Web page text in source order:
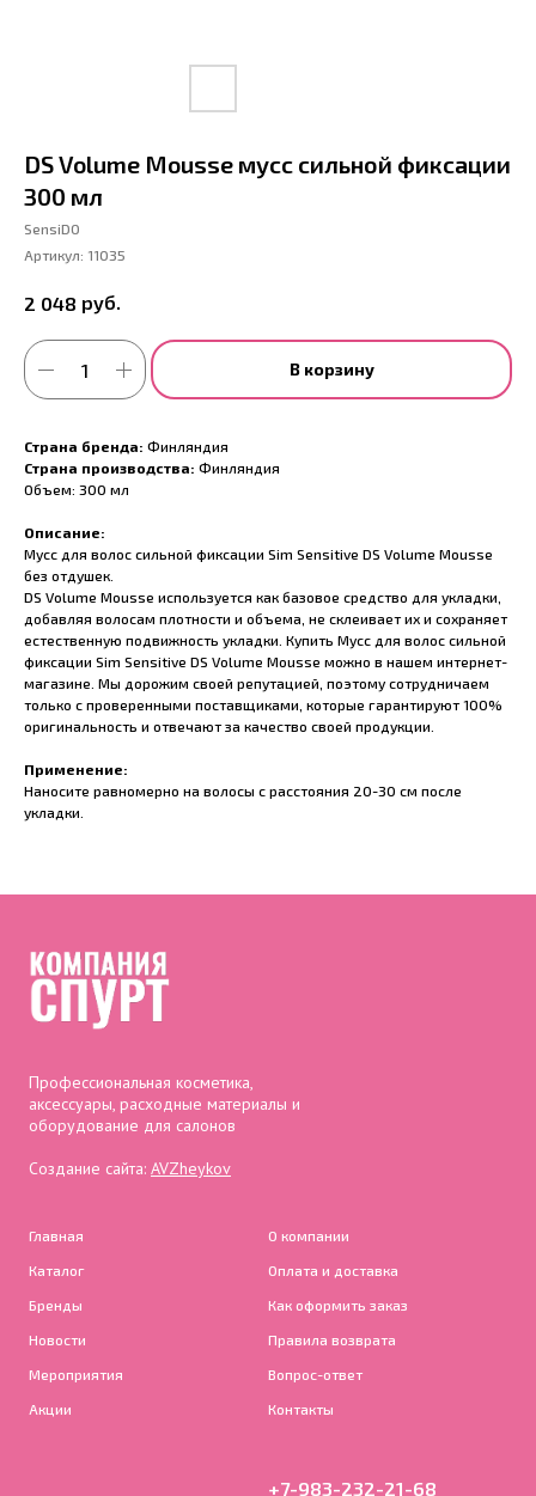
DS Volume Mousse мусс сильной фиксации
300 мл
SensiDO
Артикул: 11035
2 048 руб.
В корзину
Страна бренда: Финляндия
Страна производства: Финляндия
Объем: 300 мл
Описание:
Мусс для волос сильной фиксации Sim Sensitive DS Volume Mousse
без отдушек.
DS Volume Mousse используется как базовое средство для укладки,
добавляя волосам плотности и объема, не склеивает их и сохраняет
естественную подвижность укладки. Купить Мусс для волос сильной
фиксации Sim Sensitive DS Volume Mousse можно в нашем интернет-
магазине. Мы дорожим своей репутацией, поэтому сотрудничаем
только с проверенными поставщиками, которые гарантируют 100%
оригинальность и отвечают за качество своей продукции.
Применение:
Наносите равномерно на волосы с расстояния 20-30 см после
укладки.
Профессиональная косметика,
аксессуары, расходные материалы и
оборудование для салонов
Создание сайта: AVZheykov
Главная
Каталог
Бренды
Новости
Мероприятия
Акции
О компании
Оплата и доставка
Как оформить заказ
Правила возврата
Вопрос-ответ
Контакты
+7-983-232-21-68